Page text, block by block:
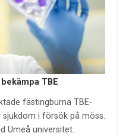
TBE
fästingburna TBE-
i försök på möss.
Umeå universitet.